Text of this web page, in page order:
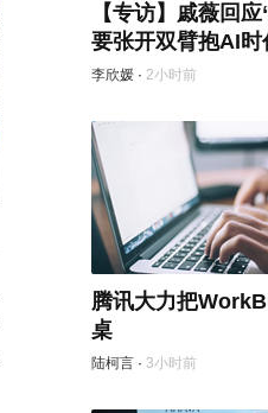
【专访】戚薇回
要张开双臂抱AI时
李欣媛 · 2小时前
腾讯大力把
桌
陆柯言 · 3小时前